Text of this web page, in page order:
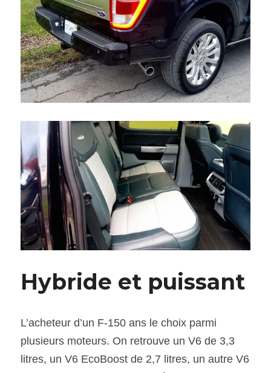
L’acheteur d’un F-150 ans le choix parmi
plusieurs moteurs. On retrouve un V6 de 3,3
litres, un V6 EcoBoost de 2,7 litres, un autre V6